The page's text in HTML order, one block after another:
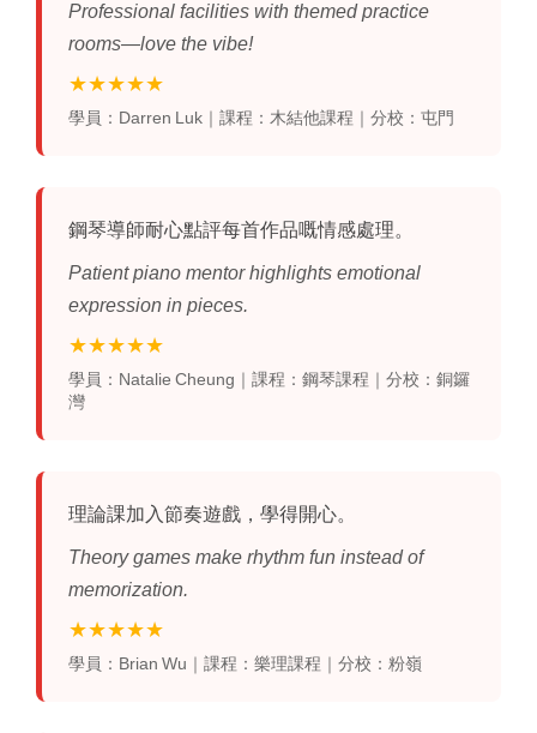
Professional facilities with themed practice
rooms—love the vibe!
★★★★★
學員：Darren Luk｜課程：木結他課程｜分校：屯門
鋼琴導師耐心點評每首作品嘅情感處理。
Patient piano mentor highlights emotional
expression in pieces.
★★★★★
學員：Natalie Cheung｜課程：鋼琴課程｜分校：銅鑼
灣
理論課加入節奏遊戲，學得開心。
Theory games make rhythm fun instead of
memorization.
★★★★★
學員：Brian Wu｜課程：樂理課程｜分校：粉嶺